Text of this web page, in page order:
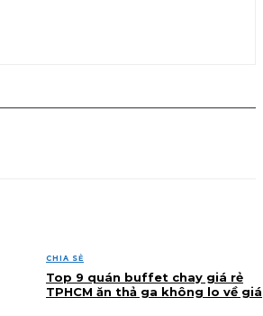
CHIA SẺ
Top 9 quán buffet chay giá rẻ
TPHCM ăn thả ga không lo về giá